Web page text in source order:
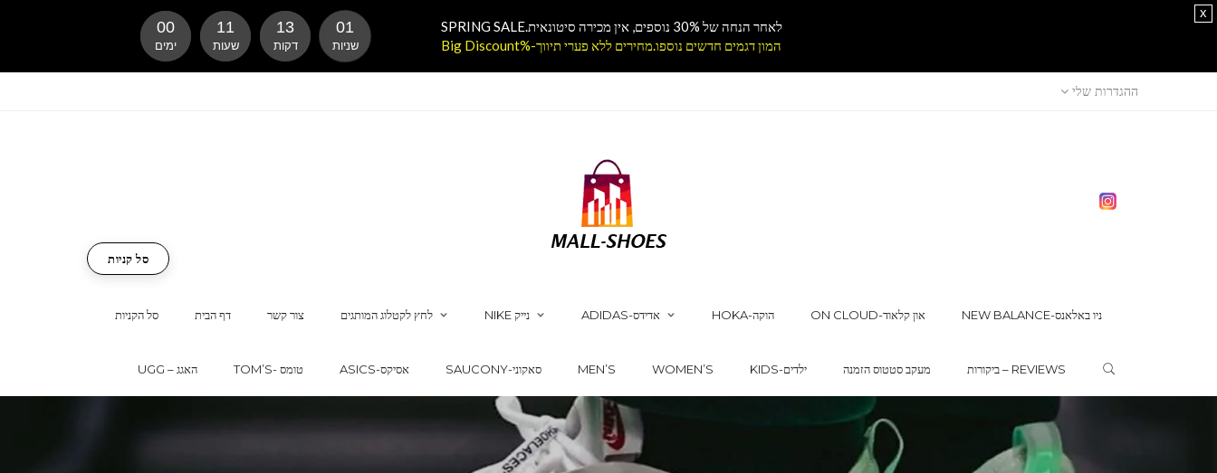
ההגדרות שלי
סל הקניות דף הבית צור קשר לחץ לקטלוג המותגים NIKE נייק ADIDAS-אדידס HOKA-הוקה ON CLOUD-און קלאוד NEW BALANCE-ניו באלאנס
UGG – האגג TOM’S- טומס ASICS-אסיקס SAUCONY-סאקוני MEN’S WOMEN’S KIDS-ילדים מעקב סטטוס הזמנה ביקורות – REVIEWS
סל קניות
לאחר הנחה של 30% נוספים, אין מכירה סיטונאית.SPRING SALE
המון דגמים חדשים נוספו.מחירים ללא פערי תיווך-%Big Discount
00
ימים
11
שעות
13
דקות
00
שניות
x